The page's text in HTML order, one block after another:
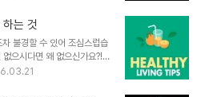
이르렀고, 실제 그렇게 말
생각을 갖기까지의 과정은
남겨 두었습니다. 정말인지
색창에서 검색해 보시면 확
img.com 근데, 운동을
는 것
불경할 수 있어 조심스럽습
으시다면 왜 없으신가요?!
이러한 세상을 만든 이유가